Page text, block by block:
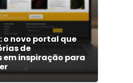
o novo portal que
de
em inspiração para